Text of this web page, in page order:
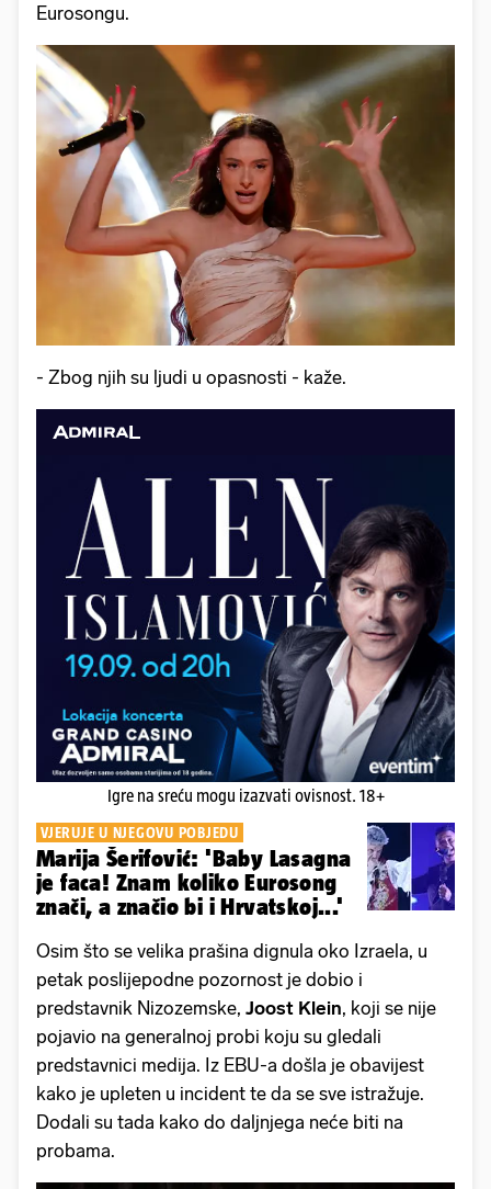
Eurosongu.
- Zbog njih su ljudi u opasnosti - kaže.
Igre na sreću mogu izazvati ovisnost. 18+
VJERUJE U NJEGOVU POBJEDU
Marija Šerifović: 'Baby Lasagna
je faca! Znam koliko Eurosong
znači, a značio bi i Hrvatskoj...'
Osim što se velika prašina dignula oko Izraela, u
petak poslijepodne pozornost je dobio i
predstavnik Nizozemske, Joost Klein, koji se nije
pojavio na generalnoj probi koju su gledali
predstavnici medija. Iz EBU-a došla je obavijest
kako je upleten u incident te da se sve istražuje.
Dodali su tada kako do daljnjega neće biti na
probama.